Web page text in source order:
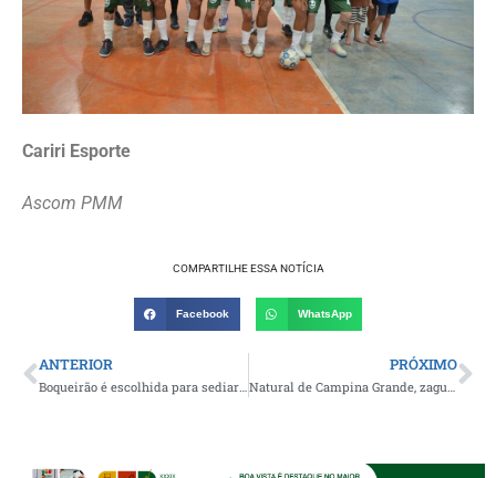
Cariri Esporte
Ascom PMM
COMPARTILHE ESSA NOTÍCIA
Facebook WhatsApp
ANTERIOR PRÓXIMO